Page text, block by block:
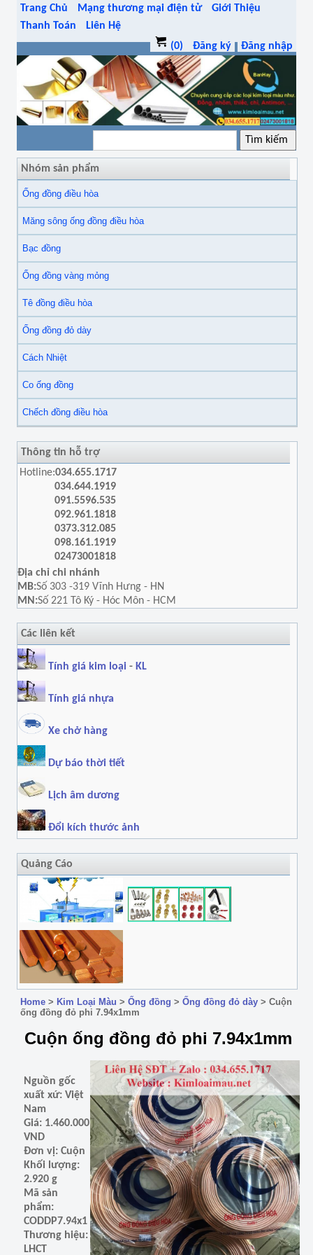
Trang Chủ Mạng thương mại điện tử
Giới Thiệu
Thanh Toán
Liên Hệ
(0)
Đăng ký Đăng nhập
Nhóm sản phẩm
Ống đồng điều hòa
Măng sông ống đồng điều hòa
Bạc đồng
Ống đồng vàng mỏng
Tê đồng điều hòa
Ống đồng đỏ dày
Cách Nhiệt
Co ống đồng
Chếch đồng điều hòa
Thông tin hỗ trợ
Hotline:034.655.1717
034.644.1919
091.5596.535
092.961.1818
0373.312.085
098.161.1919
02473001818
Địa chỉ chi nhánh
MB:Số 303 -319 Vĩnh Hưng - HN
MN:Số 221 Tô Ký - Hóc Môn - HCM
Các liên kết
Tính giá kim loại - KL
Tính giá nhựa
Xe chở hàng
Dự báo thời tiết
Lịch âm dương
Đổi kích thước ảnh
Quảng Cáo
Home > Kim Loại Màu > Ống đồng > Ống đồng đỏ dày > Cuộn
ống đồng đỏ phi 7.94x1mm
Cuộn ống đồng đỏ phi 7.94x1mm
Nguồn gốc
xuất xứ: Việt
Nam
Giá: 1.460.000
VND
Đơn vị: Cuộn
Khối lượng:
2.920 g
Mã sản
phẩm:
CODDP7.94x1
Thương hiệu:
LHCT